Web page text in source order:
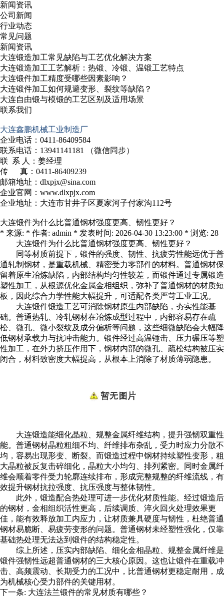
新闻资讯
公司新闻
行业动态
常见问题
新闻资讯
大连锻造加工常见缺陷与工艺优化解决方案
大连锻造加工工艺解析：热锻、冷锻、温锻工艺特点
大连锻件加工精度受哪些因素影响？
大连锻件加工如何规避变形、裂纹等缺陷？
大连自由锻与模锻的工艺区别及适用场景
联系我们
大连鑫鹏机械工业制造厂
企业电话：0411-86409584
联系电话：13941141181 （微信同步）
联 系 人：姜经理
传 真：0411-86409239
邮箱地址：dlxpjx@sina.com
企业官网：www.dlxpjx.com
企业地址：大连市甘井子区夏家河子付家沟112号
大连锻件为什么比普通钢材强度更高、韧性更好？
* 来源: * 作者: admin * 发表时间: 2026-04-30 13:23:00 * 浏览: 28
大连锻件为什么比普通钢材强度更高、韧性更好？
同等材质前提下，锻件的强度、韧性、抗疲劳性能远优于普
通轧制钢材，是重载机械、精密受力零部件的材料。普通钢材保
留着原生冶炼缺陷，内部结构均匀性较差，而锻件通过专属锻造
塑性加工，从根源优化金属金相组织，弥补了普通钢材的材质短
板，因此综合力学性能大幅提升，可适配各类严苛工业工况。
大连锻件锻造工艺可消除钢材原生内部缺陷，夯实性能基
础。普通热轧、冷轧钢材在冶炼成型过程中，内部容易存在疏
松、微孔、微小裂纹及成分偏析等问题，这些细微缺陷会大幅降
低钢材承载力与抗冲击能力。锻件经过高温锤击、压力碾压等塑
性加工，在外力挤压作用下，钢材内部的微孔、疏松结构被压实
闭合，材料致密度大幅提高，从根本上消除了材质薄弱隐患。
大连锻造能细化晶粒、规整金属纤维结构，提升强韧双重性
能。普通钢材晶粒粗细不均、纤维排布杂乱，受力时应力分散不
均，容易出现形变、断裂。而锻造过程中钢材持续塑性变形，粗
大晶粒被反复击碎细化，晶粒大小均匀、排列紧密。同时金属纤
维会顺着零件受力轮廓连续排布，形成完整规整的纤维流线，有
效提升钢材抗拉强度、抗压强度与整体韧性。
此外，锻造配合热处理可进一步优化材质性能。经过锻造后
的钢材，金相组织活性更高，后续调质、淬火回火处理效果更
佳，能有效释放加工内应力，让材质兼具硬度与韧性，杜绝普通
钢材易脆断、易疲劳变形的问题。普通钢材未经塑性强化，仅靠
基础热处理无法达到锻件的结构稳定性。
综上所述，压实内部缺陷、细化金相晶粒、规整金属纤维是
锻件强韧性远超普通钢材的三大核心原因。这也让锻件在重载冲
击、高频震动、长期受力的工况中，比普通钢材更稳定耐用，成
为机械核心受力部件的关键用材。
下一条: 大连法兰锻件的常见材质有哪些？​